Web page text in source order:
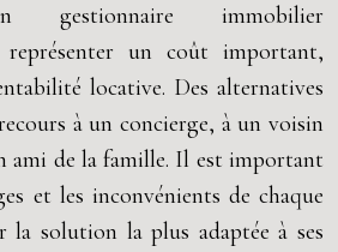
gestionnaire immobilier
représenter un coût important,
locative. Des alternatives
à un concierge, à un voisin
ami de la famille. Il est important
et les inconvénients de chaque
solution la plus adaptée à ses